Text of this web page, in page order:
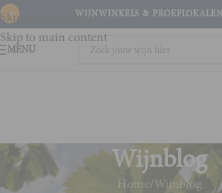
Skip to navigation
Skip to main content
WIJNWINKELS & PROEFLOKALEN
MENU
Wijnblog
Home Wijnblog